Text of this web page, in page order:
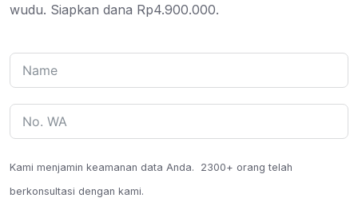
wudu. Siapkan dana Rp4.900.000.
Kami menjamin keamanan data Anda. 2300+ orang telah
berkonsultasi dengan kami.